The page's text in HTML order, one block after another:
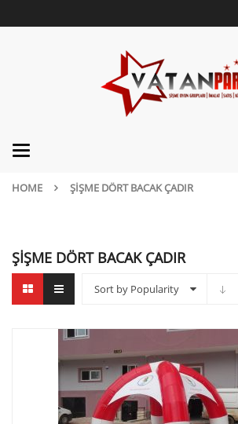
Categories
HOME ŞIŞME DÖRT BACAK ÇADIR
ŞIŞME DÖRT BACAK ÇADIR
Sort by Popularity